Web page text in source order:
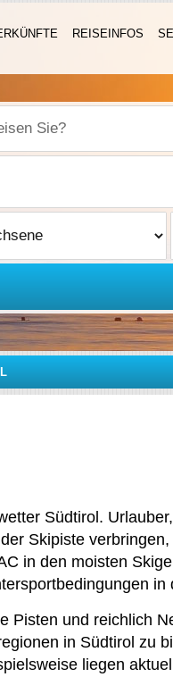
REISEINFOS
Sie?
Südtirol.
Skipiste
in den moisten
in
Pisten und reichlich
in Südtirol zu
liegen